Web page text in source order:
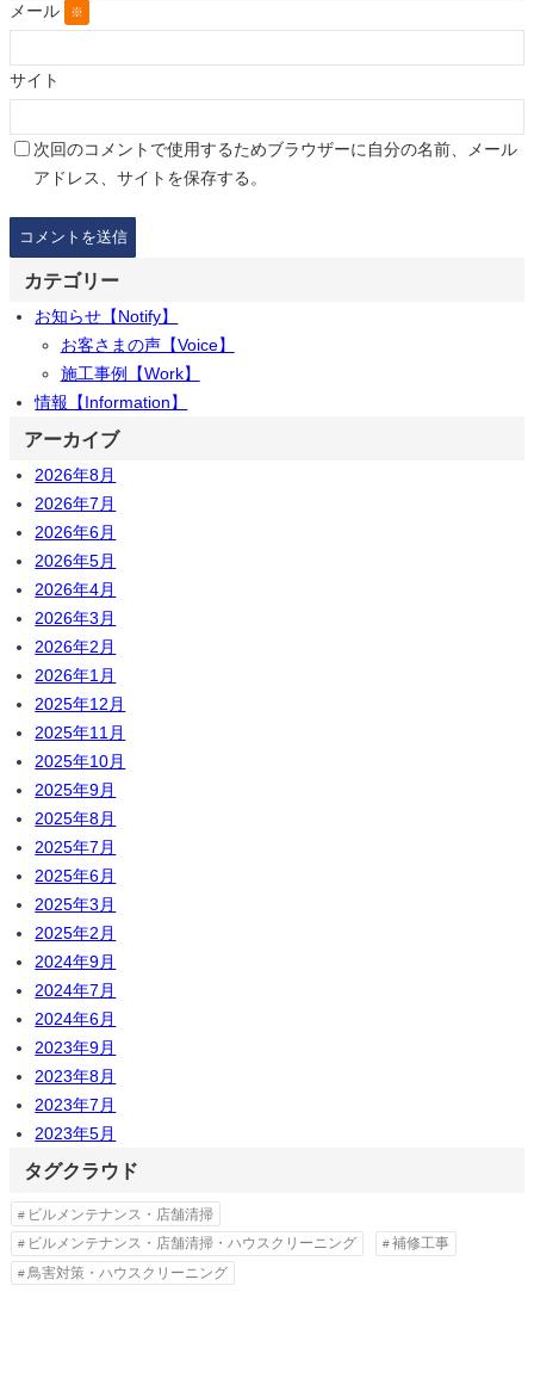
メール ※
サイト
次回のコメントで使用するためブラウザーに自分の名前、メール
アドレス、サイトを保存する。
カテゴリー
お知らせ【Notify】
お客さまの声【Voice】
施工事例【Work】
情報【Information】
アーカイブ
2026年8月
2026年7月
2026年6月
2026年5月
2026年4月
2026年3月
2026年2月
2026年1月
2025年12月
2025年11月
2025年10月
2025年9月
2025年8月
2025年7月
2025年6月
2025年3月
2025年2月
2024年9月
2024年7月
2024年6月
2023年9月
2023年8月
2023年7月
2023年5月
タグクラウド
ビルメンテナンス・店舗清掃
ビルメンテナンス・店舗清掃・ハウスクリーニング
補修工事
鳥害対策・ハウスクリーニング